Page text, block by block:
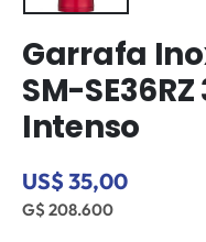
Garrafa
SM-
Intenso
US$ 35,00
G$ 208.600